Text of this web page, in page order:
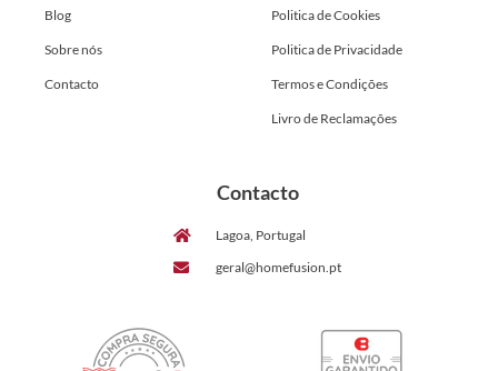
Blog
Sobre nós
Contacto
Politica de Cookies
Politica de Privacidade
Termos e Condições
Livro de Reclamações
Contacto
Lagoa, Portugal
geral@homefusion.pt